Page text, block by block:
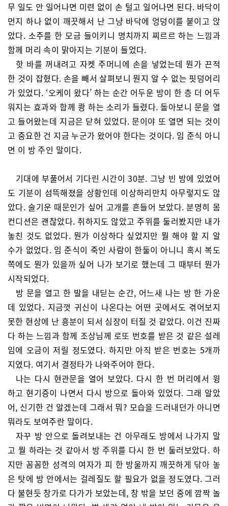
무 일도 안 일어나면 미련 없이 손 털고 일어나면 된다. 바닥이
먼지 하나 없이 깨끗해서 난 그냥 바닥에 엉덩이를 붙이고 앉
았다. 소주를 한 모금 들이키니 명치까지 찌르르 하는 느낌과
함께 머리 속이 맑아지는 기분이 들었다.
핫 바를 꺼내려고 자켓 주머니에 손을 넣었는데 뭔가 끈적
한 것이 잡혔다. 손을 빼서 살펴보니 뭔지 알 수 없는 핏덩어리
가 있었다. ‘오케이 왔다’ 하는 순간 어두운 방이 한 층 더 어두
워지는 효과와 함께 쾅 하는 소리가 들렸다. 돌아보니 문을 열
고 들어왔는데 지금은 닫혀 있었다. 문이야 또 열면 되는 것이
고 중요한 건 지금 누군가 왔어야 한다는 것이다. 임 준식 아니
면 이 방 주인 말이다.
기대에 부풀어서 기다린 시간이 30분. 그냥 빈 방에 있었어
도 기분이 섬뜩해졌을 상황인데 이상하리만치 아무렇지도 않
았다. 술기운 때문인가 싶어 고개를 흔들어 보았다. 분명히 몸
컨디션은 괜찮았다. 취하지도 않았고 주위를 둘러봤지만 내가
놓친 것도 없었다. 뭔가 이상하다 싶었지만 뭘 해야 할 지 알
수가 없었다. 임 준식이 죽인 사람이 한둘이 아니니 혹시 복도
쪽에도 뭔가 있을까 싶어 나가 보기로 했는데 그 때부터 뭔가
시작되었다.
방 문을 열고 한 발을 내딛는 순간, 어느새 나는 방 한 가운
데 있었다. 지금껏 귀신이 나온다는 어떤 곳에서도 겪어보지
못한 현상에 난 흥분이 되서 심장이 터질 것 같았다. 이건 진짜
다 하는 느낌과 함께 조상님께 로또 번호를 받은 것 같은 설레
임에 오금이 저릴 정도였다. 하지만 아직 받은 번호는 5개까
지였다. 여기서 결정타가 나와주어야 한다.
나는 다시 현관문을 열어 보았다. 다시 한 번 머리에서 윙
하고 현기증이 나면서 다시 방으로 돌아와 있었다. 그래 알았
어, 신기한 건 알겠는데 그래서 뭐? 모습을 드러내던가 아니면
뭐라도 보여주란 말이다.
자꾸 방 안으로 돌려보내는 건 아무래도 방에서 나가지 말
고 뭘 하라는 것 같아서 방 주위를 다시 한 번 둘러보았다. 하
지만 꼼꼼한 성격의 여자가 피 한 방울까지 깨끗하게 닦아 놓
은 탓에 방 안에서는 걸레질도 할 필요가 없을 정도였다. 그러
다 불현듯 창가로 다가가 보았는데, 창 밖을 보던 중에 깜짝 놀